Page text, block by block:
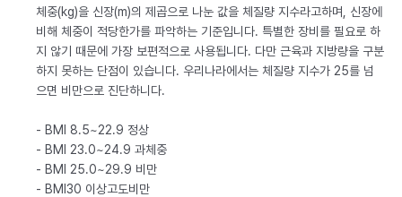
체중(kg)을 신장(m)의 제곱으로 나눈 값을 체질량 지수라고하며, 신장에
비해 체중이 적당한가를 파악하는 기준입니다. 특별한 장비를 필요로 하
지 않기 때문에 가장 보편적으로 사용됩니다. 다만 근육과 지방량을 구분
하지 못하는 단점이 있습니다. 우리나라에서는 체질량 지수가 25를 넘
으면 비만으로 진단하니다.
- BMI 8.5~22.9 정상
- BMI 23.0~24.9 과체중
- BMI 25.0~29.9 비만
- BMI30 이상고도비만